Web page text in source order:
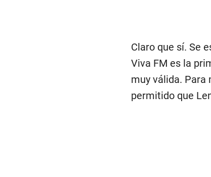
Claro que sí. Se
Viva FM es la
muy válida. Para
permitido que